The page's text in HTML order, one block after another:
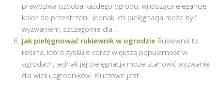
prawdziwa ozdoba każdego ogrodu, wnosząca elegancję i
kolor do przestrzeni. Jednak ich pielęgnacja może być
wyzwaniem, szczególnie dla...
Jak pielęgnować rukiewnik w ogrodzie Rukiewnik to
roślina, która zyskuje coraz większą popularność w
ogrodach, jednak jej pielęgnacja może stanowić wyzwanie
dla wielu ogrodników. Kluczowe jest...